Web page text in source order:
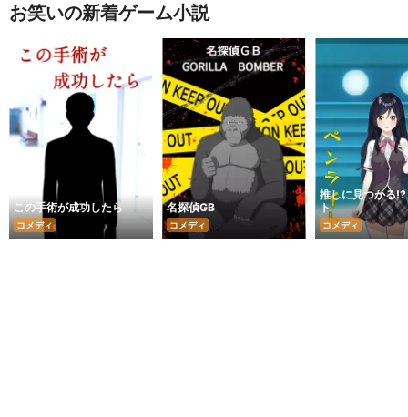
お笑いの新着ゲーム小説
この手術が成功したら
コメディ
名探偵GB
コメディ
推しに見つかる
ト
コメディ